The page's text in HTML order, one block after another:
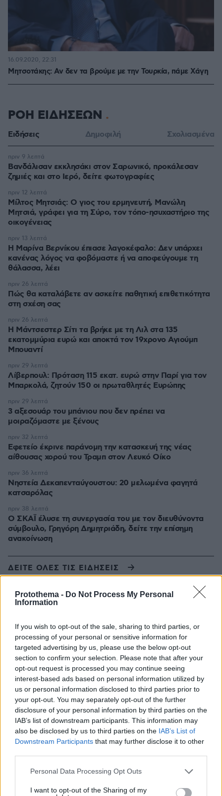
Protothema - Do Not Process My Personal
Information
If you wish to opt-out of the sale, sharing to third parties, or
processing of your personal or sensitive information for
targeted advertising by us, please use the below opt-out
section to confirm your selection. Please note that after your
opt-out request is processed you may continue seeing
interest-based ads based on personal information utilized by
us or personal information disclosed to third parties prior to
your opt-out. You may separately opt-out of the further
disclosure of your personal information by third parties on the
IAB’s list of downstream participants. This information may
also be disclosed by us to third parties on the IAB’s List of
Downstream Participants that may further disclose it to other
Please note that this website/app uses one or more Google
not limited to your visit or usage behaviour. You may click to
Personal Data Processing Opt Outs
I want to opt-out of the Sharing of my
Μητσοτάκης: Αν δεν τα βρούμε με την Τουρκία, πάμε Χάγη
16.09.2020, 22:31
ΡΟΗ ΕΙΔΗΣΕΩΝ
Ειδήσεις Δημοφιλή Σχολιασμένα
Βανδάλισαν εκκλησάκι στον Σαρωνικό, προκάλεσαν
ζημιές και στο Ιερό, δείτε φωτογραφίες
πριν 9 λεπτά
Μίλτος Μητσιάς: Ο γιος του ερμηνευτή, Μανώλη
Μητσιά, γράφει για τη Σύρο, τον τόπο-ησυχαστήριο της
οικογένειας
πριν 12 λεπτά
Η Μαρίνα Βερνίκου έπιασε λαγοκέφαλο: Δεν υπάρχει
κανένας λόγος να φοβόμαστε ή να αποφεύγουμε τη
θάλασσα, λέει
πριν 13 λεπτά
Πώς θα καταλάβετε αν ασκείτε παθητική επιθετικότητα
στη σχέση σας
πριν 26 λεπτά
Η Μάντσεστερ Σίτι τα βρήκε με τη Λιλ στα 135
εκατομμύρια ευρώ και αποκτά τον 19χρονο Αγιούμπ
Μπουαντί
πριν 26 λεπτά
Λίβερπουλ: Πρόταση 115 εκατ. ευρώ στην Παρί για τον
Μπαρκολά, ζητούν 150 οι πρωταθλητές Ευρώπης
πριν 29 λεπτά
3 αξεσουάρ του μπάνιου που δεν πρέπει να
μοιραζόμαστε με ξένους
πριν 29 λεπτά
Εφετείο έκρινε παράνομη την κατασκευή της νέας
αίθουσας χορού του Τραμπ στον Λευκό Οίκο
πριν 32 λεπτά
Νηστεία Δεκαπενταύγουστου: 20 μελωμένα φαγητά
κατσαρόλας
πριν 36 λεπτά
Ο ΣΚΑΪ έλυσε τη συνεργασία του με τον διευθύνοντα
σύμβουλο, Γρηγόρη Δημητριάδη, δείτε την επίσημη
ανακοίνωση
πριν 38 λεπτά
ΔΕΙΤΕ ΟΛΕΣ ΤΙΣ ΕΙΔΗΣΕΙΣ